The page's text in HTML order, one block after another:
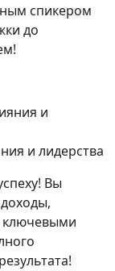
спикером
до
и лидерства
Вы
ключевыми